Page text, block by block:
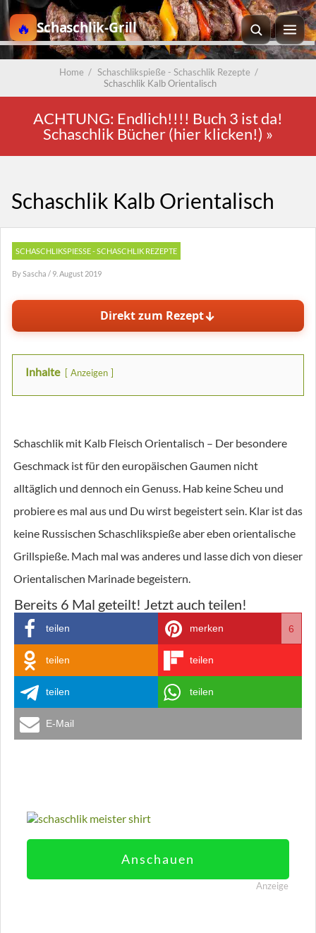
Schaschlik-Grill
Home / Schaschlikspieße - Schaschlik Rezepte /
Schaschlik Kalb Orientalisch
ACHTUNG: Endlich!!!! Buch 3 ist da!
Schaschlik Bücher (hier klicken!) »
Schaschlik Kalb Orientalisch
SCHASCHLIKSPIESSE - SCHASCHLIK REZEPTE
BySascha / 9. August 2019
Direkt zum Rezept↓
Inhalte Anzeigen
Schaschlik mit Kalb Fleisch Orientalisch – Der besondere
Geschmack ist für den europäischen Gaumen nicht
alltäglich und dennoch ein Genuss. Hab keine Scheu und
probiere es mal aus und Du wirst begeistert sein. Klar ist das
keine Russischen Schaschlikspieße aber eben orientalische
Grillspieße. Mach mal was anderes und lasse dich von dieser
Orientalischen Marinade begeistern.
Bereits 6 Mal geteilt! Jetzt auch teilen!
teilen merken 6
teilen teilen
teilen teilen
E-Mail
Anschauen
Anzeige